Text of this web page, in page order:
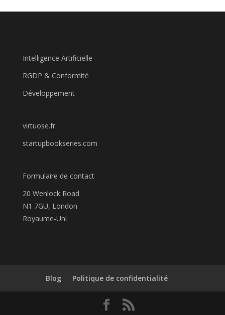
Intelligence Artificielle
RGDP & Conformité
Développement
virtuose.fr
startupbookseries.com
Formulaire de contact
20 Wenlock Road
N1 7GU, London
Royaume-Uni
Blog Politique de confidentialité